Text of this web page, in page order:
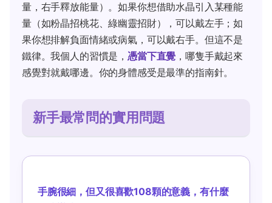
量，右手釋放能量）。如果你想借助水晶引入某種能
量（如粉晶招桃花、綠幽靈招財），可以戴左手；如
果你想排解負面情緒或病氣，可以戴右手。但這不是
鐵律。我個人的習慣是，憑當下直覺 ，哪隻手戴起來
感覺對就戴哪邊。你的身體感受是最準的指南針。
新手最常問的實用問題
手腕很細，但又很喜歡108顆的意義，有什麼